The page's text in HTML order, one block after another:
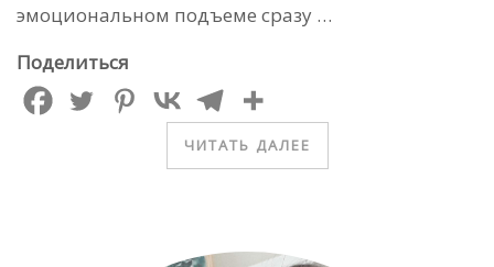
эмоциональном подъеме сразу …
Поделиться
ЧИТАТЬ ДАЛЕЕ